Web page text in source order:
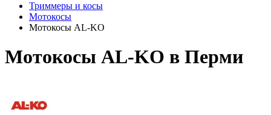
Триммеры и косы
Мотокосы
Мотокосы AL-KO
Мотокосы AL-KO в Перми